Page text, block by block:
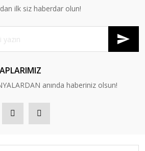
ilk siz haberdar olun!
anında haberiniz olsun!